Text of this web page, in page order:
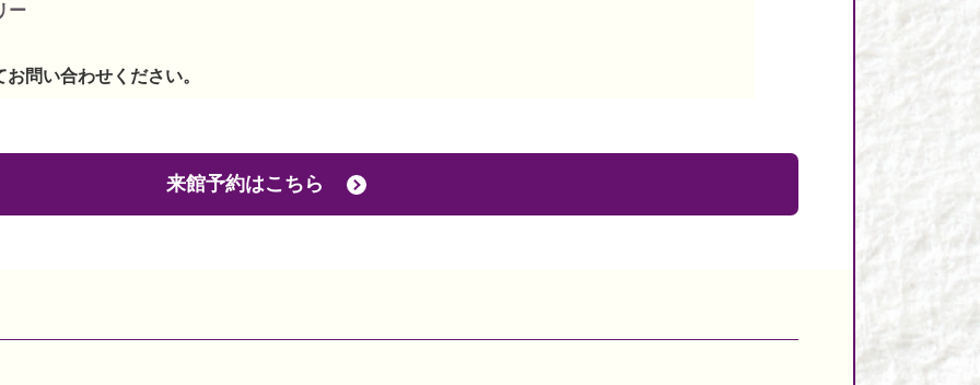
ー
問い合わせください。
来館予約はこちら